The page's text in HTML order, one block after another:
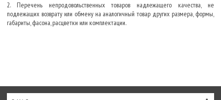
2. Перечень непродовольственных товаров надлежащего качества, не
подлежащих возврату или обмену на аналогичный товар других размера, формы,
габариты, фасона, расцветки или комплектации.